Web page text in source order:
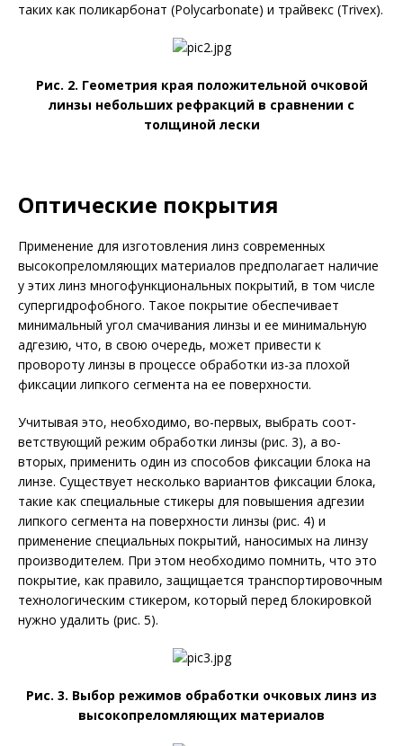
таких как поликарбонат (Polycarbonate) и трайвекс (Trivex).
Рис. 2. Геометрия края положительной очковой
линзы небольших ре­фракций в сравнении с
толщиной лески
Оптические покрытия
Применение для изготовления линз современных
высокопреломляющих материалов предполагает наличие
у этих линз многофункциональных покрытий, в том числе
супергидрофобного. Такое покрытие обеспечивает
минимальный угол смачивания линзы и ее минимальную
адгезию, что, в свою очередь, может привести к
провороту линзы в процессе обработки из-за плохой
фиксации липкого сегмента на ее поверхности.
Учитывая это, необходимо, во-первых, выбрать соот­
ветствующий режим обработки линзы (рис. 3), а во-
вторых, применить один из способов фиксации блока на
линзе. Существует несколько вариантов фиксации блока,
такие как специальные стикеры для повышения адгезии
липкого сегмента на поверхности линзы (рис. 4) и
применение специальных покрытий, наносимых на линзу
производителем. При этом необходимо помнить, что это
покрытие, как правило, защищается транспортировочным
технологическим стикером, который перед блокировкой
нужно удалить (рис. 5).
Рис. 3. Выбор режимов обработки очковых линз из
высокопреломля­ющих материалов